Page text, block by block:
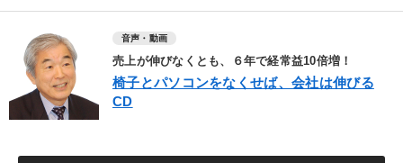
音声・動画
売上が伸びなくとも、６年で経常益10倍増！
椅子とパソコンをなくせば、会社は伸びる
CD